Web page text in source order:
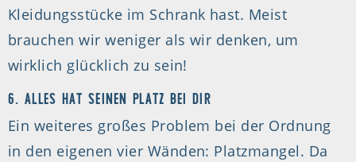
Kleidungsstücke im Schrank hast. Meist
brauchen wir weniger als wir denken, um
wirklich glücklich zu sein!
6. ALLES HAT SEINEN PLATZ BEI DIR
Ein weiteres großes Problem bei der Ordnung
in den eigenen vier Wänden: Platzmangel. Da